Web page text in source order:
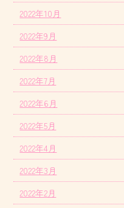
2022年10月
2022年9月
2022年8月
2022年7月
2022年6月
2022年5月
2022年4月
2022年3月
2022年2月